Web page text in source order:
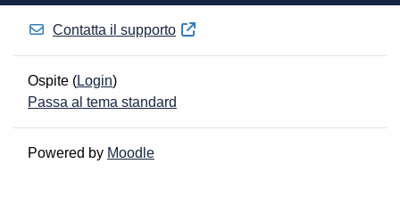
Contatta il supporto
Ospite (Login)
Passa al tema standard
Powered by Moodle